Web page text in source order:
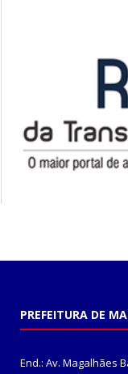
PREFEITURA DE
End.: Av. Magalhães